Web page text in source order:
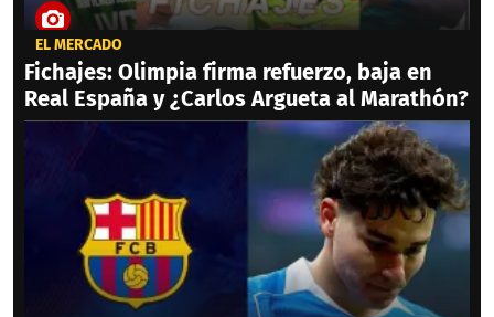
EL MERCADO
Fichajes: Olimpia firma refuerzo, baja en
Real España y ¿Carlos Argueta al Marathón?